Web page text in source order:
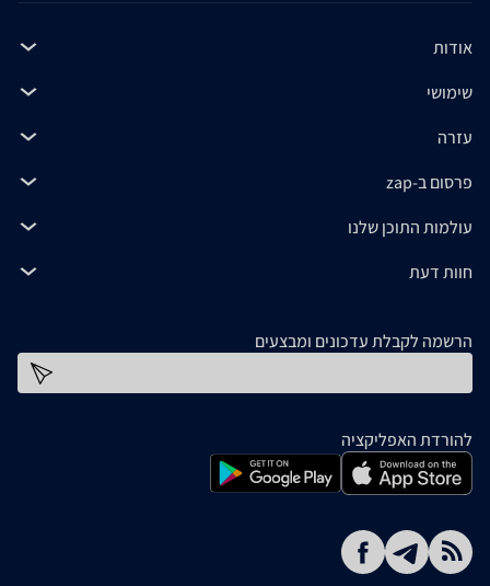
אודות
שימושי
עזרה
פרסום ב-zap
עולמות התוכן שלנו
חוות דעת
הרשמה לקבלת עדכונים ומבצעים
להורדת האפליקציה